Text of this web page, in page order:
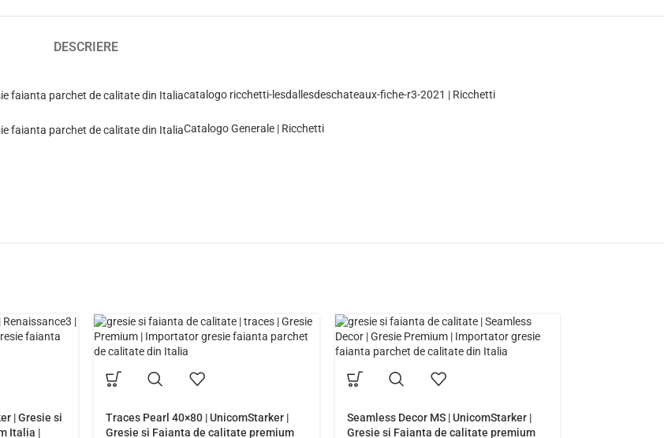
DESCRIERE
catalogo ricchetti-lesdallesdeschateaux-fiche-r3-2021 | Ricchetti
Catalogo Generale | Ricchetti
| Gresie si
Italia |
Traces Pearl 40×80 | UnicomStarker |
Gresie si Faianta de calitate premium
Seamless Decor MS | UnicomStarker |
Gresie si Faianta de calitate premium